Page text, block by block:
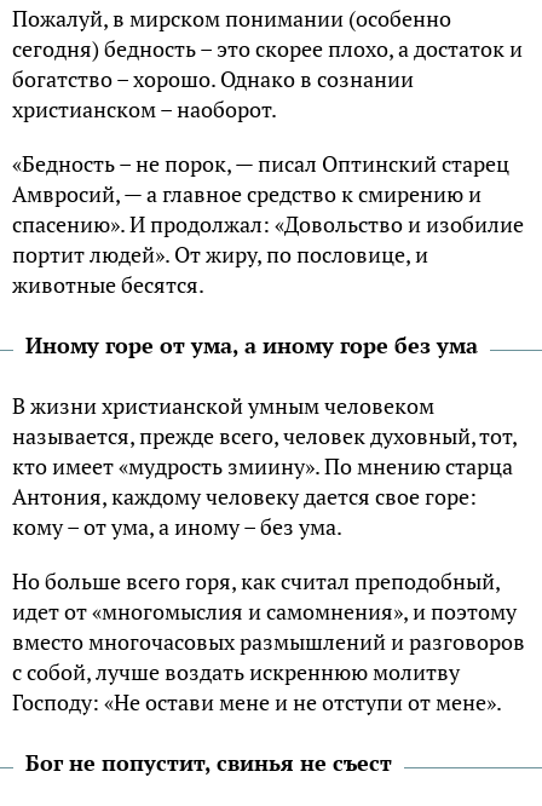
Пожалуй, в мирском понимании (особенно
сегодня) бедность – это скорее плохо, а достаток и
богатство – хорошо. Однако в сознании
христианском – наоборот.
«Бедность – не порок, — писал Оптинский старец
Амвросий, — а главное средство к смирению и
спасению». И продолжал: «Довольство и изобилие
портит людей». От жиру, по пословице, и
животные бесятся.
Иному горе от ума, а иному горе без ума
В жизни христианской умным человеком
называется, прежде всего, человек духовный, тот,
кто имеет «мудрость змиину». По мнению старца
Антония, каждому человеку дается свое горе:
кому – от ума, а иному – без ума.
Но больше всего горя, как считал преподобный,
идет от «многомыслия и самомнения», и поэтому
вместо многочасовых размышлений и разговоров
с собой, лучше воздать искреннюю молитву
Господу: «Не остави мене и не отступи от мене».
Бог не попустит, свинья не съест